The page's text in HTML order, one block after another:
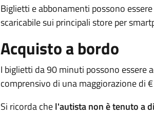
Biglietti e abbonamenti possono
scaricabile sui principali store per
Acquisto a bordo
I biglietti da 90 minuti possono essere
comprensivo di una maggiorazione di
Si ricorda chel'autista non è tenuto a